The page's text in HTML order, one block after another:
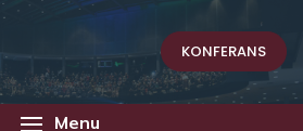
KONFERANS
Menu